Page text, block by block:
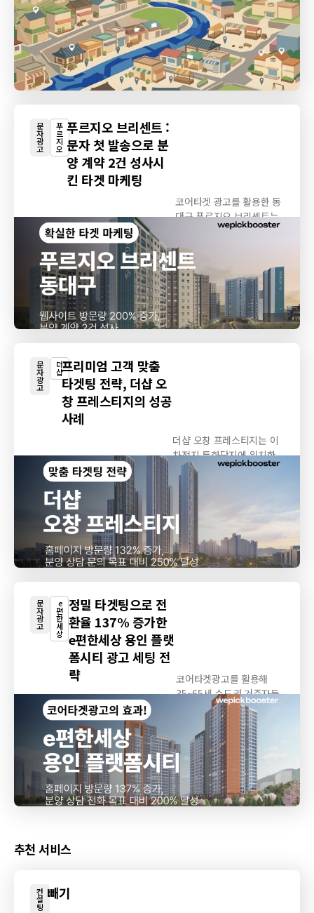
문
자
광
고
푸
르
지
오
푸르지오 브리센트 :
문자 첫 발송으로 분
양 계약 2건 성사시
킨 타겟 마케팅
코어타겟 광고를 활용한 동
대구 푸르지오 브리센트는
홈페이지 방문을...
문
자
광
고
더
샵프리미엄 고객 맞춤
타겟팅 전략, 더샵 오
창 프레스티지의 성공
사례
더샵 오창 프레스티지는 이
차전지 특화단지에 위치한
고급 오피스텔로,...
문
자
광
고
e
편
한
세
상
정밀 타겟팅으로 전
환율 137% 증가한
e편한세상 용인 플랫
폼시티 광고 세팅 전
략
코어타겟광고를 활용해
35~65세 수도권 거주자들
을 정밀 타겟팅하여 자녀...
추천 서비스
컨
설
팅
빼기